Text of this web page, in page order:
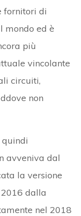
fornitori di
mondo ed è
più
vincolante
circuiti,
non
quindi
avveniva dal
la versione
dalla
nel 2018